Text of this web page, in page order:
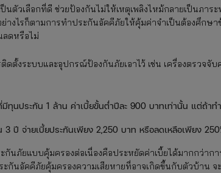
นตัวเลือกที่ดี ช่วยป้องกันไม่ให้เหตุเพลิงไหม้กลายเป็นภา
ย่างไรก็ตามการทำประกันอัคคีภัยให้คุ้มค่าจำเป็นต้องศึกษา
ดหรือไม่
ตั้งระบบและอุปกรณ์ป้องกันภัยเอาไว้ เช่น เครื่องตรวจจั
ทุนประกัน 1 ล้าน ค่าเบี้ยขั้นต่ำปีละ 900 บาทเท่านั้น แต่ถ้าทำ
ปี จ่ายเบี้ยประกันเพียง 2,250 บาท หรือลดเหลือเพียง
กันภัยแบบคุ้มครองต่อเนื่องคือประหยัดค่าเบี้ยได้มากกว่า
ะกันอัคคีภัยคุ้มครองความเสียหายที่อาจเกิดขึ้นกับตัวบ้าน